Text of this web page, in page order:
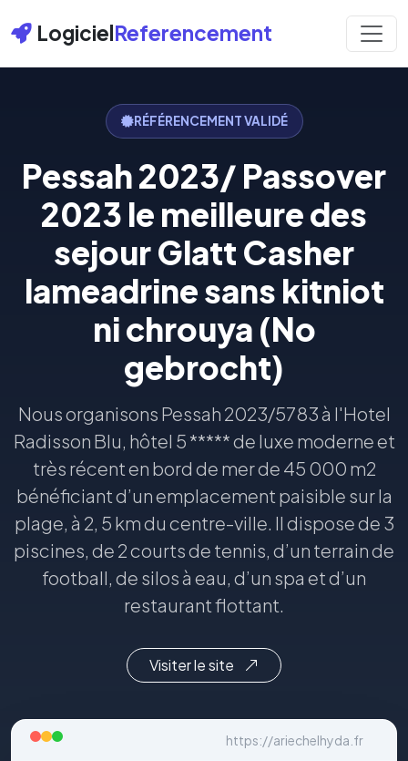
LogicielReferencement
RÉFÉRENCEMENT VALIDÉ
Pessah 2023/ Passover
2023 le meilleure des
sejour Glatt Casher
lameadrine sans kitniot
ni chrouya (No
gebrocht)
Nous organisons Pessah 2023/5783 à l'Hotel
Radisson Blu, hôtel 5 ***** de luxe moderne et
très récent en bord de mer de 45 000 m2
bénéficiant d’un emplacement paisible sur la
plage, à 2, 5 km du centre-ville. Il dispose de 3
piscines, de 2 courts de tennis, d’un terrain de
football, de silos à eau, d’un spa et d’un
restaurant flottant.
Visiter le site
https://ariechelhyda.fr